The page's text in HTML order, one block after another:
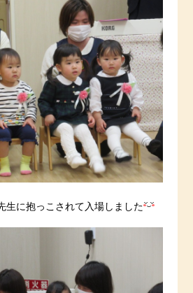
生に抱っこされて入場しました